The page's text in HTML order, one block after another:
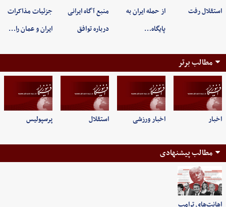
استقلال رفت
از حمله ایران به
پایگاه…
منبع آگاه ایرانی
درباره توافق
جزئیات مذاکرات
ایران و عمان را…
مطالب برتر
اخبار اخبار ورزشی استقلال پرسپولیس
مطالب پیشنهادی